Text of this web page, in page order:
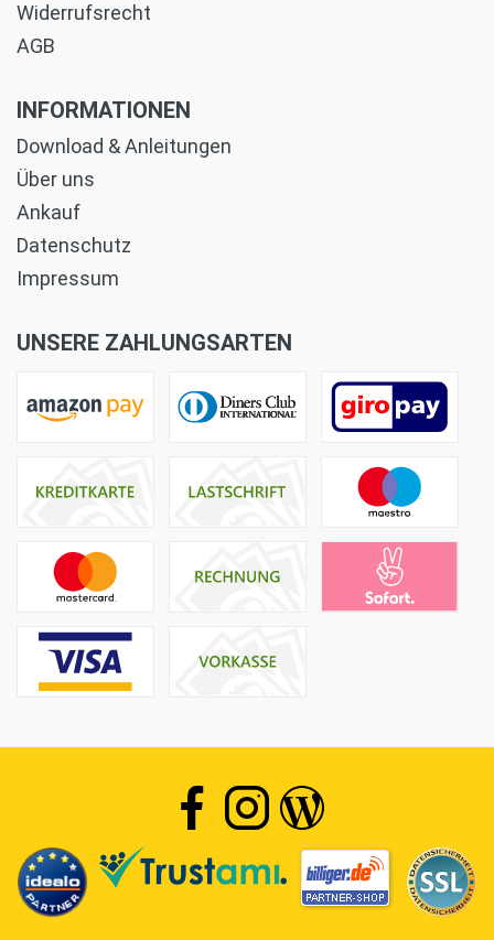
Widerrufsrecht
AGB
INFORMATIONEN
Download & Anleitungen
Über uns
Ankauf
Datenschutz
Impressum
UNSERE ZAHLUNGSARTEN